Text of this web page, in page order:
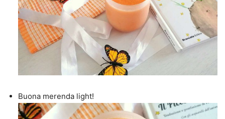
Buona merenda light!